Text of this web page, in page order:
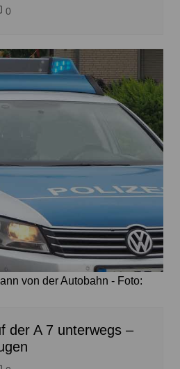
0
von der Autobahn - Foto:
der A 7 unterwegs –